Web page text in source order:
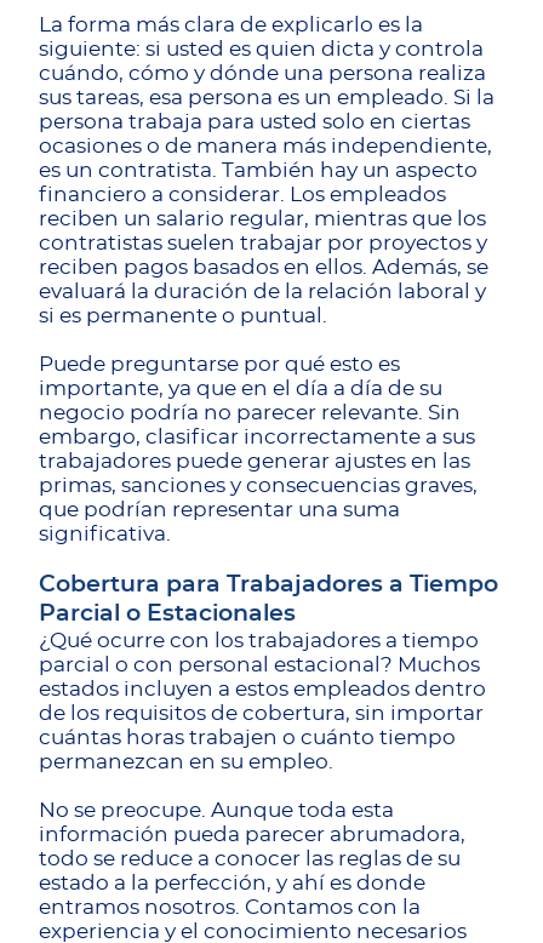
La forma más clara de explicarlo es la
siguiente: si usted es quien dicta y controla
cuándo, cómo y dónde una persona realiza
sus tareas, esa persona es un empleado. Si la
persona trabaja para usted solo en ciertas
ocasiones o de manera más independiente,
es un contratista. También hay un aspecto
financiero a considerar. Los empleados
reciben un salario regular, mientras que los
contratistas suelen trabajar por proyectos y
reciben pagos basados en ellos. Además, se
evaluará la duración de la relación laboral y
si es permanente o puntual.
Puede preguntarse por qué esto es
importante, ya que en el día a día de su
negocio podría no parecer relevante. Sin
embargo, clasificar incorrectamente a sus
trabajadores puede generar ajustes en las
primas, sanciones y consecuencias graves,
que podrían representar una suma
significativa.
Cobertura para Trabajadores a Tiempo
Parcial o Estacionales
¿Qué ocurre con los trabajadores a tiempo
parcial o con personal estacional? Muchos
estados incluyen a estos empleados dentro
de los requisitos de cobertura, sin importar
cuántas horas trabajen o cuánto tiempo
permanezcan en su empleo.
No se preocupe. Aunque toda esta
información pueda parecer abrumadora,
todo se reduce a conocer las reglas de su
estado a la perfección, y ahí es donde
entramos nosotros. Contamos con la
experiencia y el conocimiento necesarios